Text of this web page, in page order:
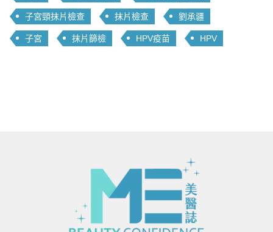
子宮頸抹片檢查 抹片檢查 劉承疆
子宮 抹片篩檢 HPV疫苗 HPV